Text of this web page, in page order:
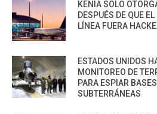
KENIA SOLO
DESPUÉS DE QUE
LÍNEA FUERA
ESTADOS UNIDOS
MONITOREO DE
PARA ESPIAR
SUBTERRÁNEAS